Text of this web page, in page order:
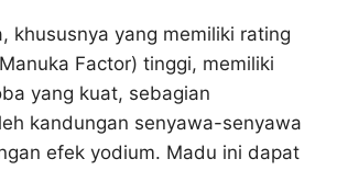
khususnya yang memiliki rating
Factor) tinggi, memiliki
yang kuat, sebagian
kandungan senyawa-senyawa
efek yodium. Madu ini dapat